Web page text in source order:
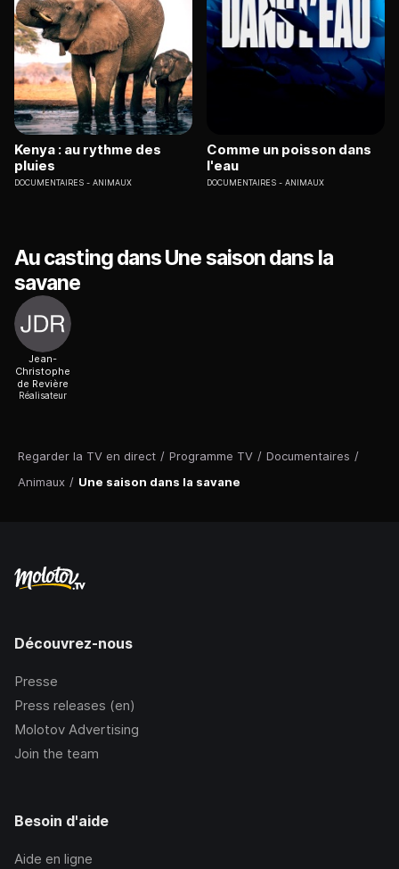
Regarder la TV en direct / Programme TV / Documentaires /
Animaux / Une saison dans la savane
Kenya : au rythme des
pluies
DOCUMENTAIRES ANIMAUX
Comme un poisson dans
l'eau
DOCUMENTAIRES ANIMAUX
Au casting dans Une saison dans la
savane
Jean-
Christophe
de Revière
Réalisateur
Découvrez-nous
Presse
Press releases (en)
Molotov Advertising
Join the team
Besoin d'aide
Aide en ligne